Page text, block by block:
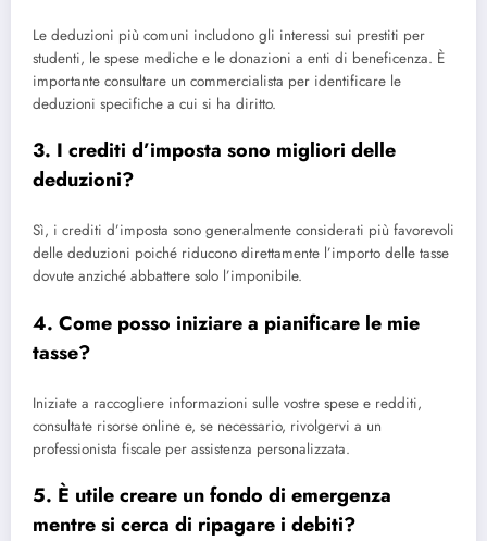
Le deduzioni più comuni includono gli interessi sui prestiti per
studenti, le spese mediche e le donazioni a enti di beneficenza. È
importante consultare un commercialista per identificare le
deduzioni specifiche a cui si ha diritto.
3. I crediti d’imposta sono migliori delle
deduzioni?
Sì, i crediti d’imposta sono generalmente considerati più favorevoli
delle deduzioni poiché riducono direttamente l’importo delle tasse
dovute anziché abbattere solo l’imponibile.
4. Come posso iniziare a pianificare le mie
tasse?
Iniziate a raccogliere informazioni sulle vostre spese e redditi,
consultate risorse online e, se necessario, rivolgervi a un
professionista fiscale per assistenza personalizzata.
5. È utile creare un fondo di emergenza
mentre si cerca di ripagare i debiti?